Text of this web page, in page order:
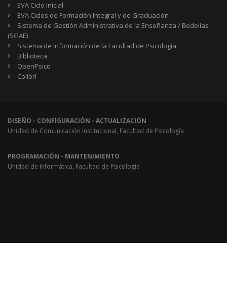
EVA Ciclo Inicial
EVA Ciclos de Formación Integral y de Graduación
Sistema de Gestión Administrativa de la Enseñanza / Bedelías
(SGAE)
Sistema de Información de la Facultad de Psicología
Biblioteca
OpenPsico
Colibrí
DISEÑO - CONFIGURACIÓN - ACTUALIZACIÓN
Unidad de Comunicación Institucional, Facultad de Psicología
PROGRAMACIÓN - MANTENIMIENTO
Unidad de Informática, Facultad de Psicología